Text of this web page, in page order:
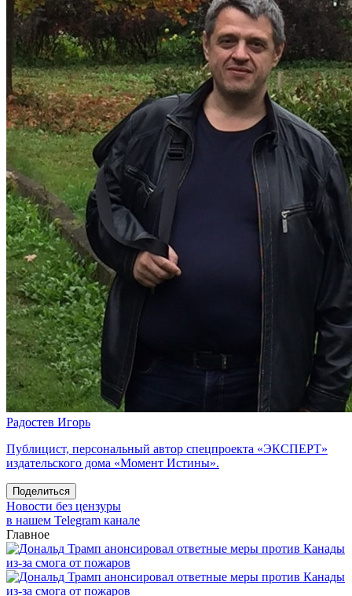
Радостев Игорь
Публицист, персональный автор спецпроекта «ЭКСПЕРТ»
издательского дома «Момент Истины».
Поделиться
Новости без цензуры
в нашем Telegram канале
Главное